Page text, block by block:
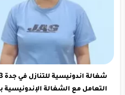
التعامل مع الشغالة الإندونيسية